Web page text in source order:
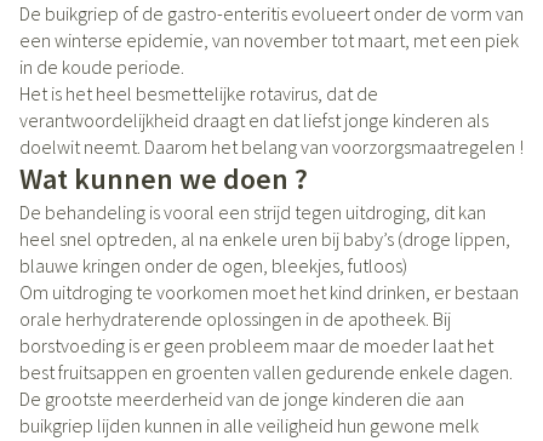
De buikgriep of de gastro-enteritis evolueert onder de vorm van
een winterse epidemie, van november tot maart, met een piek
in de koude periode.
Het is het heel besmettelijke rotavirus, dat de
verantwoordelijkheid draagt en dat liefst jonge kinderen als
doelwit neemt. Daarom het belang van voorzorgsmaatregelen !
Wat kunnen we doen ?
De behandeling is vooral een strijd tegen uitdroging, dit kan
heel snel optreden, al na enkele uren bij baby’s (droge lippen,
blauwe kringen onder de ogen, bleekjes, futloos)
Om uitdroging te voorkomen moet het kind drinken, er bestaan
orale herhydraterende oplossingen in de apotheek. Bij
borstvoeding is er geen probleem maar de moeder laat het
best fruitsappen en groenten vallen gedurende enkele dagen.
De grootste meerderheid van de jonge kinderen die aan
buikgriep lijden kunnen in alle veiligheid hun gewone melk